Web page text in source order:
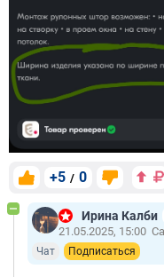
+5 / 0
Ирина Калби
21.05.2025, 15:00
Чат Подписаться